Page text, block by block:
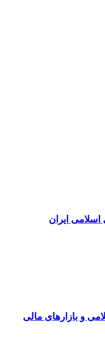
ایران
و بازارهای مالی